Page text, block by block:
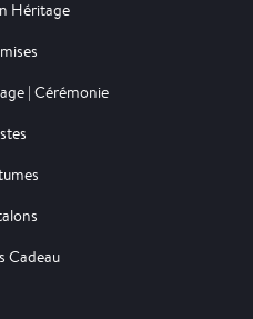
Héritage
| Cérémonie
Cadeau